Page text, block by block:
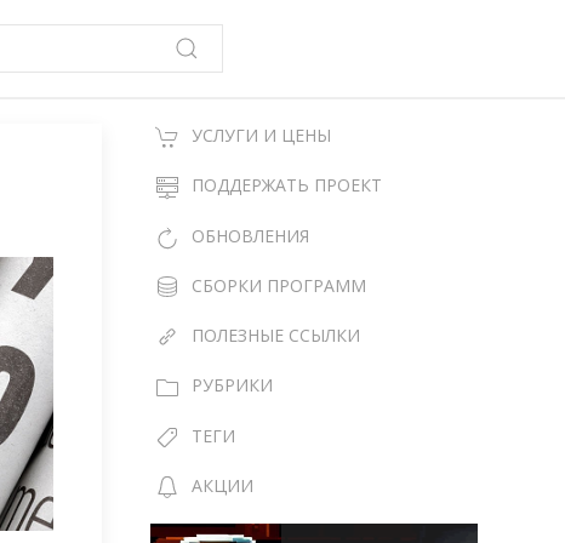
УСЛУГИ И ЦЕНЫ
ПОДДЕРЖАТЬ ПРОЕКТ
ОБНОВЛЕНИЯ
СБОРКИ ПРОГРАММ
ПОЛЕЗНЫЕ ССЫЛКИ
РУБРИКИ
ТЕГИ
АКЦИИ